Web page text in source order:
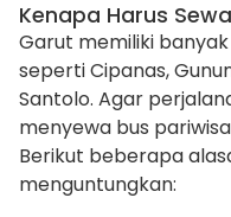
Kenapa Harus
Garut memiliki
seperti Cipanas,
Santolo. Agar
menyewa bus
Berikut beberapa
menguntungkan: